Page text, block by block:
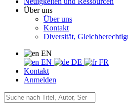
Über uns
Über uns
Kontakt
Diversität,
EN
EN
DE
FR
Kontakt
Anmelden